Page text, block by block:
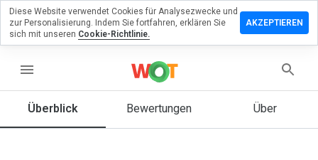
menu
Überblick Bewertungen Über
Sie eine
zu
Wie
Diese Website verwendet Cookies für Analysezwecke und
zur Personalisierung. Indem Sie fortfahren, erklären Sie
sich mit unseren Cookie-Richtlinie.
AKZEPTIEREN